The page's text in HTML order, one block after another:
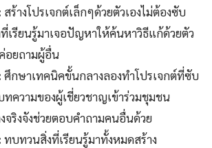
สร้างโปรเจกต์เล็กๆด้วยตัวเองไม่ต้องซับ
เรียนรู้มาเจอปัญหาให้ค้นหาวิธีแก้ด้วยตัว
อยถามผู้อื่น
ศึกษาเทคนิคขั้นกลางลองทำโปรเจกต์ที่ซับ
ความของผู้เชี่ยวชาญเข้าร่วมชุมชน
จริงจังช่วยตอบคำถามคนอื่นด้วย
ทบทวนสิ่งที่เรียนรู้มาทั้งหมดสร้าง